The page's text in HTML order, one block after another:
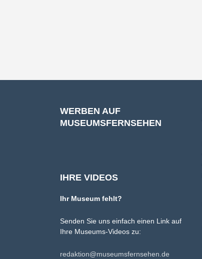
WERBEN AUF
MUSEUMSFERNSEHEN
IHRE VIDEOS
Ihr Museum fehlt?
Senden Sie uns einfach einen Link auf
Ihre Museums-Videos zu:
redaktion@museumsfernsehen.de